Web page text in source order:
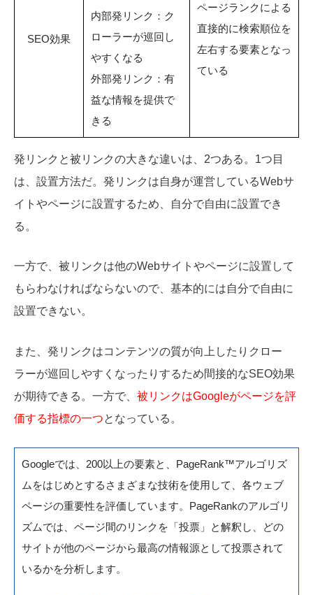
SEO効果
内部発リンク：ク
ローラーが巡回し
やすくなる
外部発リンク：有
益な情報を提供で
きる
ページランクによる
直接的に検索順位を
左右する要素となっ
ている
発リンクと被リンクの大きな違いは、2つある。1つ目
は、設置方法だ。発リンクは自身が運営しているWebサ
イトやページに設置するため、自分で自由に設置でき
る。
一方で、被リンクは他のWebサイトやページに設置して
もらわなければならないので、基本的には自分で自由に
設置できない。
また、発リンクはコンテンツの質が向上したりクロー
ラーが巡回しやすくなったりするため間接的なSEO効果
が期待できる。一方で、 被リンクはGoogleがページを評
価する指標の一つとなっている。
Googleでは、200以上の要素と、PageRank™アルゴリズ
ムをはじめとするさまざまな技術を使用して、各ウェブ
ページの重要性を評価しています。PageRankのアルゴリ
ズムでは、ページ間のリンクを「投票」と解釈し、どの
サイトが他のページから最高の情報源として投票されて
いるかを分析します。